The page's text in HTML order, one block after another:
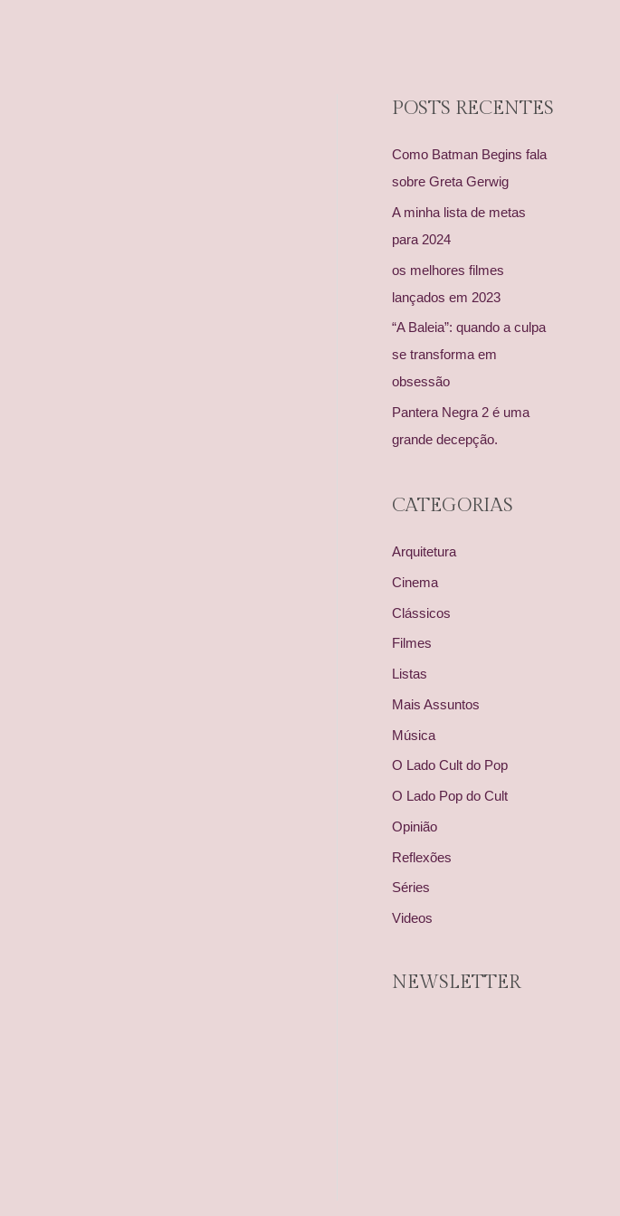
POSTS RECENTES
Como Batman Begins fala
sobre Greta Gerwig
A minha lista de metas
para 2024
os melhores filmes
lançados em 2023
“A Baleia”: quando a culpa
se transforma em
obsessão
Pantera Negra 2 é uma
grande decepção.
CATEGORIAS
Arquitetura
Cinema
Clássicos
Filmes
Listas
Mais Assuntos
Música
O Lado Cult do Pop
O Lado Pop do Cult
Opinião
Reflexões
Séries
Videos
NEWSLETTER